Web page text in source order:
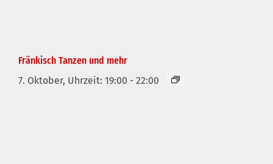
Fränkisch Tanzen und mehr
7. Oktober, Uhrzeit: 19:00 - 22:00